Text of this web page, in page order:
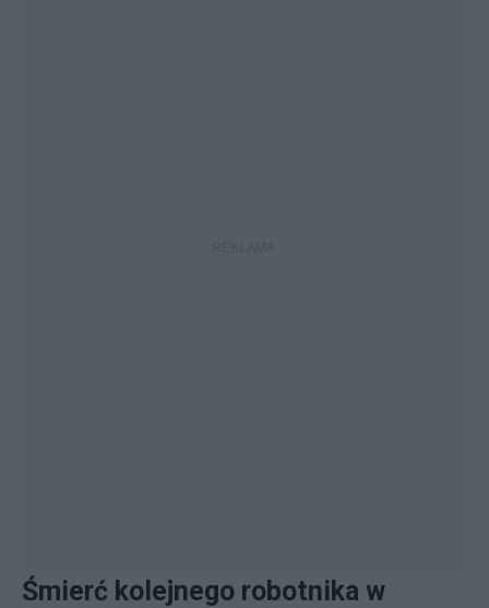
Śmierć kolejnego robotnika w